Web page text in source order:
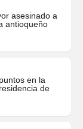
asesinado a
antioqueño
en la
de